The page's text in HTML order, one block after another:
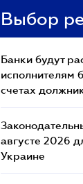
Выбор
Банки будут
исполнителям
счетах
августе 2026
Украине